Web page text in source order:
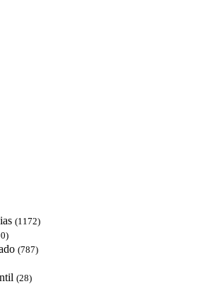
(1172)
(787)
(28)